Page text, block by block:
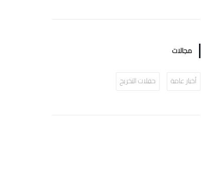
مجالات
أخبار عامة حفلات التخريج